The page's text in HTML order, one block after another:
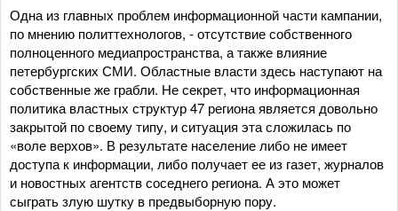
Одна из главных проблем информационной части кампании,
по мнению политтехнологов, - отсутствие собственного
полноценного медиапространства, а также влияние
петербургских СМИ. Областные власти здесь наступают на
собственные же грабли. Не секрет, что информационная
политика властных структур 47 региона является довольно
закрытой по своему типу, и ситуация эта сложилась по
«воле верхов». В результате население либо не имеет
доступа к информации, либо получает ее из газет, журналов
и новостных агентств соседнего региона. А это может
сыграть злую шутку в предвыборную пору.